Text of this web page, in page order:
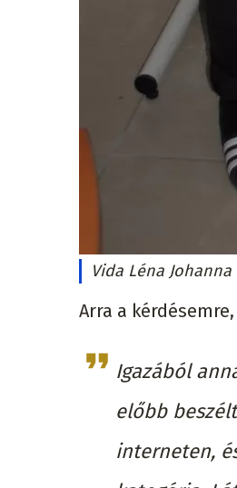
Vida Léna Johanna
Arra a
Igazából
előbb
interneten,